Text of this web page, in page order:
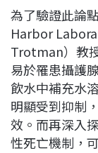
為了驗證此論
Harbor
Trotman）教
易於罹患攝護
飲水中補充水
明顯受到抑制
效。而再深入
性死亡機制，